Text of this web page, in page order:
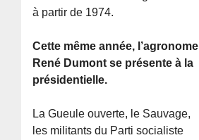
à partir de 1974.
Cette même année, l’agronome
René Dumont se présente à la
présidentielle.
La Gueule ouverte, le Sauvage,
les militants du Parti socialiste